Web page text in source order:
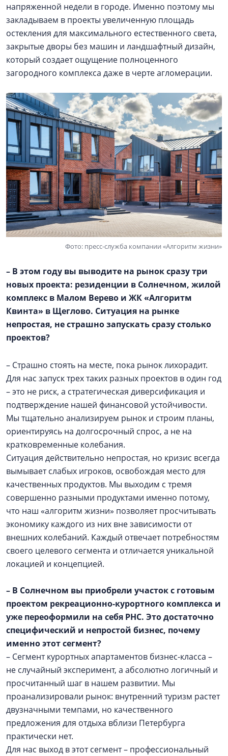
напряженной недели в городе. Именно поэтому мы
закладываем в проекты увеличенную площадь
остекления для максимального естественного света,
закрытые дворы без машин и ландшафтный дизайн,
который создает ощущение полноценного
загородного комплекса даже в черте агломерации.
Фото: пресс-служба компании «Алгоритм жизни»
– В этом году вы выводите на рынок сразу три
новых проекта: резиденции в Солнечном, жилой
комплекс в Малом Верево и ЖК «Алгоритм
Квинта» в Щеглово. Ситуация на рынке
непростая, не страшно запускать сразу столько
проектов?
– Страшно стоять на месте, пока рынок лихорадит.
Для нас запуск трех таких разных проектов в один год
– это не риск, а стратегическая диверсификация и
подтверждение нашей финансовой устойчивости.
Мы тщательно анализируем рынок и строим планы,
ориентируясь на долгосрочный спрос, а не на
кратковременные колебания.
Ситуация действительно непростая, но кризис всегда
вымывает слабых игроков, освобождая место для
качественных продуктов. Мы выходим с тремя
совершенно разными продуктами именно потому,
что наш «алгоритм жизни» позволяет просчитывать
экономику каждого из них вне зависимости от
внешних колебаний. Каждый отвечает потребностям
своего целевого сегмента и отличается уникальной
локацией и концепцией.
– В Солнечном вы приобрели участок с готовым
проектом рекреационно-курортного комплекса и
уже переоформили на себя РНС. Это достаточно
специфический и непростой бизнес, почему
именно этот сегмент?
– Сегмент курортных апартаментов бизнес-класса –
не случайный эксперимент, а абсолютно логичный и
просчитанный шаг в нашем развитии. Мы
проанализировали рынок: внутренний туризм растет
двузначными темпами, но качественного
предложения для отдыха вблизи Петербурга
практически нет.
Для нас выход в этот сегмент – профессиональный